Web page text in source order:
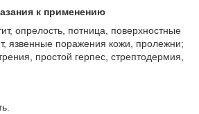
к применению
опрелость, потница, поверхностные
язвенные поражения кожи, пролежни;
простой герпес, стрептодермия,